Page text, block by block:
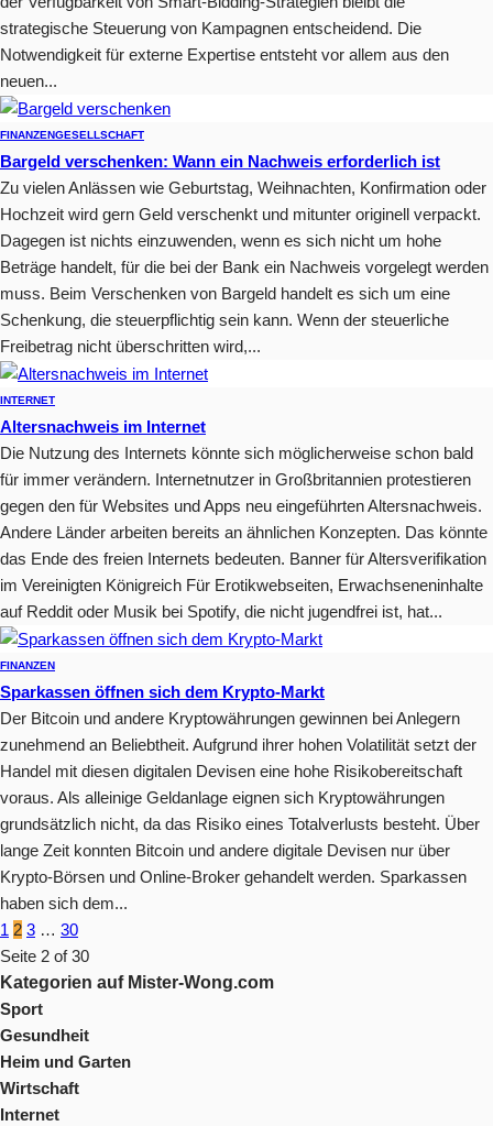
strategische Steuerung von Kampagnen entscheidend. Die
Notwendigkeit für externe Expertise entsteht vor allem aus den
neuen...
FINANZENGESELLSCHAFT
Bargeld verschenken: Wann ein Nachweis erforderlich ist
Zu vielen Anlässen wie Geburtstag, Weihnachten, Konfirmation oder
Hochzeit wird gern Geld verschenkt und mitunter originell verpackt.
Dagegen ist nichts einzuwenden, wenn es sich nicht um hohe
Beträge handelt, für die bei der Bank ein Nachweis vorgelegt werden
muss. Beim Verschenken von Bargeld handelt es sich um eine
Schenkung, die steuerpflichtig sein kann. Wenn der steuerliche
Freibetrag nicht überschritten wird,...
INTERNET
Altersnachweis im Internet
Die Nutzung des Internets könnte sich möglicherweise schon bald
für immer verändern. Internetnutzer in Großbritannien protestieren
gegen den für Websites und Apps neu eingeführten Altersnachweis.
Andere Länder arbeiten bereits an ähnlichen Konzepten. Das könnte
das Ende des freien Internets bedeuten. Banner für Altersverifikation
im Vereinigten Königreich Für Erotikwebseiten, Erwachseneninhalte
auf Reddit oder Musik bei Spotify, die nicht jugendfrei ist, hat...
FINANZEN
Sparkassen öffnen sich dem Krypto-Markt
Der Bitcoin und andere Kryptowährungen gewinnen bei Anlegern
zunehmend an Beliebtheit. Aufgrund ihrer hohen Volatilität setzt der
Handel mit diesen digitalen Devisen eine hohe Risikobereitschaft
voraus. Als alleinige Geldanlage eignen sich Kryptowährungen
grundsätzlich nicht, da das Risiko eines Totalverlusts besteht. Über
lange Zeit konnten Bitcoin und andere digitale Devisen nur über
Krypto-Börsen und Online-Broker gehandelt werden. Sparkassen
haben sich dem...
1 2 3 … 30
Seite 2 of 30
Kategorien auf Mister-Wong.com
Sport
Gesundheit
Heim und Garten
Wirtschaft
Internet